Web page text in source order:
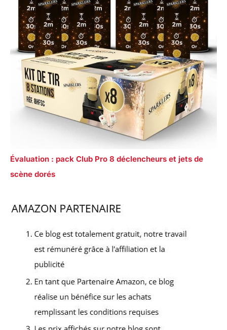
Évaluation : pack Club Pro 8 déclencheurs et jets de
scène dorés